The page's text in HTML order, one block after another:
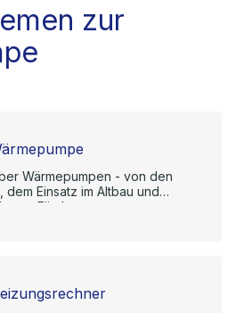
zur
Wärmepumpen - von den
dem Einsatz im Altbau und
Förderungen.